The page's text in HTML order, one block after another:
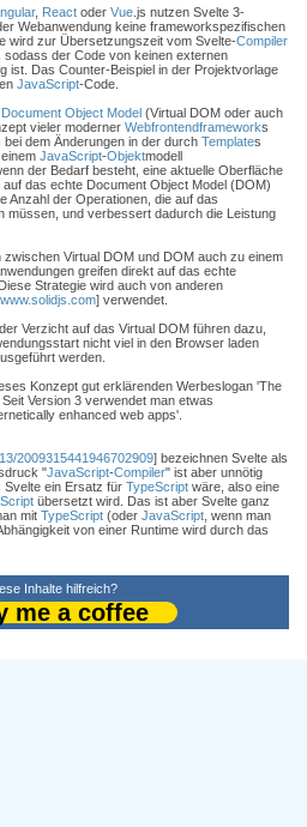
, React oder Vue .js nutzen Svelte 3-
Webanwendung keine frameworkspezifischen
wird zur Übersetzungszeit vom Svelte-Compiler
sodass der Code von keinen externen
ist. Das Counter-Beispiel in der Projektvorlage
JavaScript-Code.
Object Model (Virtual DOM oder auch
vieler moderner Webfrontendframeworks
bei dem Änderungen in der durch Templates
JavaScript-Objektmodell
der Bedarf besteht, eine aktuelle Oberfläche
das echte Document Object Model (DOM)
Anzahl der Operationen, die auf das
müssen, und verbessert dadurch die Leistung
Virtual DOM und DOM auch zu einem
greifen direkt auf das echte
Strategie wird auch von anderen
] verwendet.
Verzicht auf das Virtual DOM führen dazu,
nicht viel in den Browser laden
werden.
Konzept gut erklärenden Werbeslogan 'The
Version 3 verwendet man etwas
enhanced web apps'.
2009315441946702909] bezeichnen Svelte als
"JavaScript-Compiler" ist aber unnötig
ein Ersatz für TypeScript wäre, also eine
übersetzt wird. Das ist aber Svelte ganz
mit TypeScript (oder JavaScript , wenn man
von einer Runtime wird durch das
Inhalte hilfreich?
me a coffee